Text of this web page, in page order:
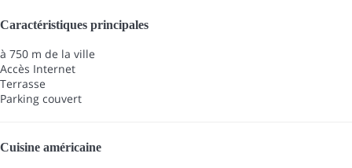
Caractéristiques principales
à 750 m de la ville
Accès Internet
Terrasse
Parking couvert
Cuisine américaine